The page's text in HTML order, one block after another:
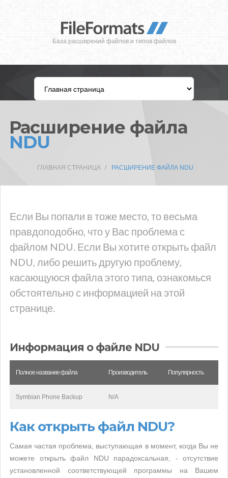
База расширений файлов и типов файлов
Расширение файла
NDU
ГЛАВНАЯ СТРАНИЦА РАСШИРЕНИЕ ФАЙЛА NDU
Если Вы попали в тоже место, то весьма
правдоподобно, что у Вас проблема с
файлом NDU. Если Вы хотите открыть файл
NDU, либо решить другую проблему,
касающуюся файла этого типа, ознакомься
обстоятельно с информацией на этой
странице.
Информация о файле NDU
Полное название файла Производитель Популярность
Symbian Phone Backup N/A
Как открыть файл NDU?
Самая частая проблема, выступающая в момент, когда Вы не
можете открыть файл NDU парадоксальная, - отсутствие
установленной соответствующей программы на Вашем